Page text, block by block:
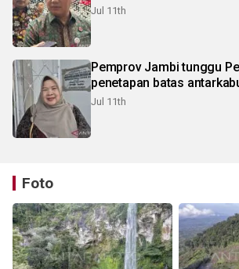
Jul 11th
Pemprov Jambi tunggu
penetapan batas
Jul 11th
Foto